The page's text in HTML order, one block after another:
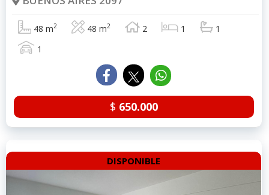
48 m2 48 m2 2 1
1
1
$ 650.000
DISPONIBLE